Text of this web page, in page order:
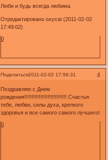
Люби и будь всегда любима.
Отредактировано oxycat (2011-02-02
17:49:02)
0
Поделиться 4
2011-02-02 17:56:31
Поздравляю с Днем
рождения!!!!!!!!!!!!!!!!!!!!!!!!!!!!! Счастья
тебе, любви, силы духа, крепкого
здоровья и все самого самого лучшего!
0